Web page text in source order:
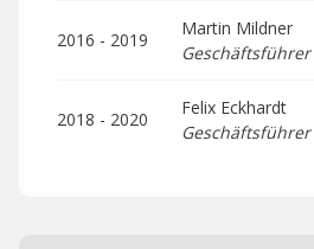
2016 - 2019
Martin Mildner
Geschäftsführer
2018 - 2020
Felix Eckhardt
Geschäftsführer